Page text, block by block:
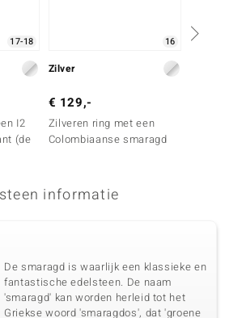
17-18
I2
(de
16
Zilver
€ 129,-
Zilveren ring met een
Colombiaanse smaragd
informatie
De smaragd is waarlijk een klassieke en
fantastische edelsteen. De naam
'smaragd' kan worden herleid tot het
Griekse woord 'smaragdos', dat 'groene